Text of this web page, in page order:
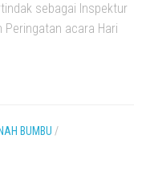
sebagai Inspektur
Peringatan acara Hari
BUMBU /